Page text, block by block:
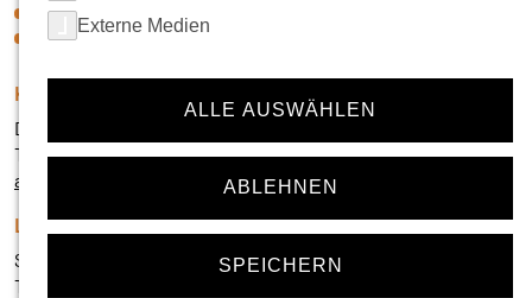
Jugendzentrum
Aktivspielplatz Quellhofstraße
Kontakt - Aktivspielplatz
Desiree Breevaart, Marc Kretzschmar & Alida Schauer
Telefon & Whatsapp:+49(0)177 - 728 62 41
aktivspielplatz@schlachthof-kassel.de
Leitung
Sabine Pach
Telefon:
Externe Medien
ALLE AUSWÄHLEN
ABLEHNEN
SPEICHERN